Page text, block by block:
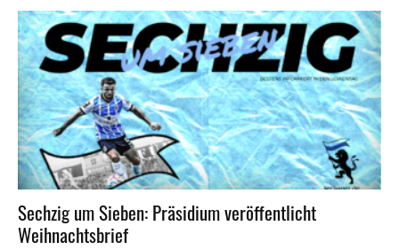
Sechzig um Sieben: Präsidium veröffentlicht
Weihnachtsbrief